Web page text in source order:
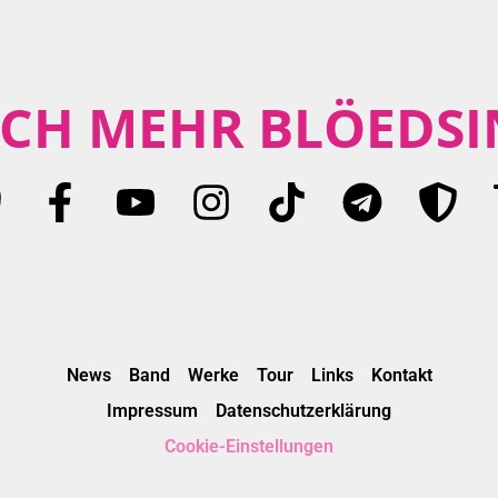
MEHR
News Band Werke Tour Links
Kontakt
Impressum
Datenschutzerklärung
Cookie-Einstellungen